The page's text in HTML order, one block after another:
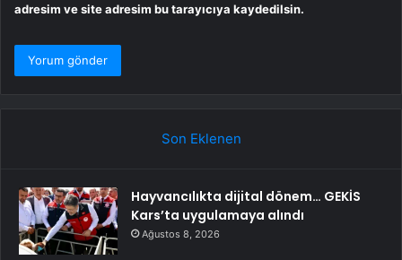
adresim ve site adresim bu tarayıcıya kaydedilsin.
Son Eklenen
Hayvancılıkta dijital dönem… GEKİS
Kars’ta uygulamaya alındı
Ağustos 8, 2026